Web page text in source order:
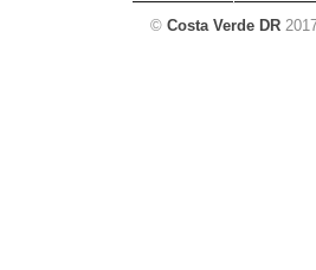
© Costa Verde DR